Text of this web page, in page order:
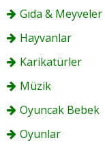
Gıda & Meyveler
Hayvanlar
Karikatürler
Müzik
Oyuncak Bebek
Oyunlar